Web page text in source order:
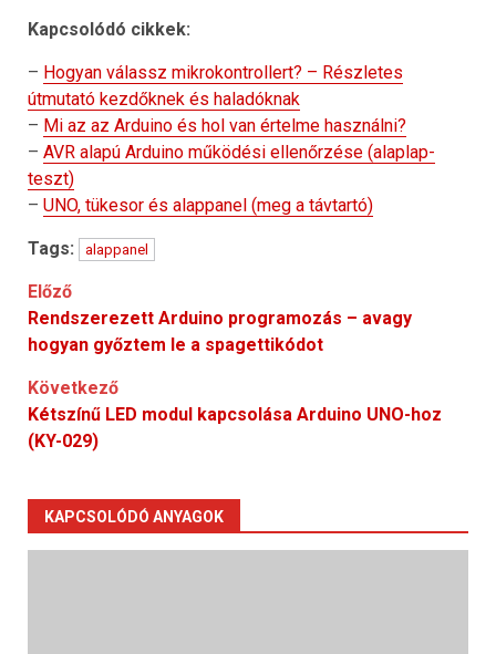
Kapcsolódó cikkek:
– Hogyan válassz mikrokontrollert? – Részletes
útmutató kezdőknek és haladóknak
– Mi az az Arduino és hol van értelme használni?
– AVR alapú Arduino működési ellenőrzése (alaplap-
teszt)
– UNO, tükesor és alappanel (meg a távtartó)
Tags: alappanel
Post
navigation
Előző
Rendszerezett Arduino programozás – avagy
hogyan győztem le a spagettikódot
Következő
Kétszínű LED modul kapcsolása Arduino UNO-hoz
(KY-029)
KAPCSOLÓDÓ ANYAGOK